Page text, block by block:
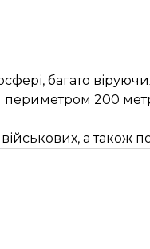
багато
периметром 200
а також